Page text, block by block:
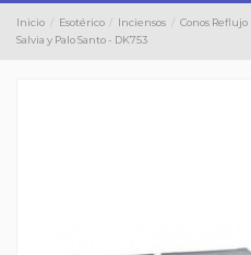
Inicio Esotérico Inciensos Conos Reflujo
Salvia y Palo Santo - DK753